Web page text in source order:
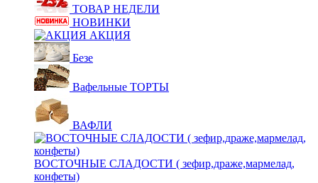
ТОВАР НЕДЕЛИ
НОВИНКИ
АКЦИЯ
Безе
Вафельные ТОРТЫ
ВАФЛИ
ВОСТОЧНЫЕ СЛАДОСТИ ( зефир,драже,мармелад,
конфеты)